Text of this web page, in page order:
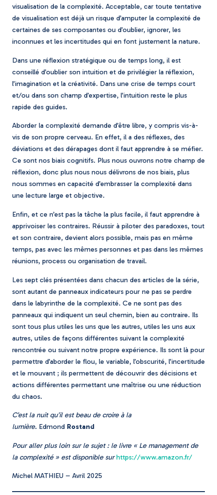
visualisation de la complexité. Acceptable, car toute tentative
de visualisation est déjà un risque d’amputer la complexité de
certaines de ses composantes ou d’oublier, ignorer, les
inconnues et les incertitudes qui en font justement la nature.
Dans une réflexion stratégique ou de temps long, il est
conseillé d’oublier son intuition et de privilégier la réflexion,
l’imagination et la créativité. Dans une crise de temps court
et/ou dans son champ d’expertise, l’intuition reste le plus
rapide des guides.
Aborder la complexité demande d’être libre, y compris vis-à-
vis de son propre cerveau. En effet, il a des réflexes, des
déviations et des dérapages dont il faut apprendre à se méfier.
Ce sont nos biais cognitifs. Plus nous ouvrons notre champ de
réflexion, donc plus nous nous délivrons de nos biais, plus
nous sommes en capacité d’embrasser la complexité dans
une lecture large et objective.
Enfin, et ce n’est pas la tâche la plus facile, il faut apprendre à
apprivoiser les contraires. Réussir à piloter des paradoxes, tout
et son contraire, devient alors possible, mais pas en même
temps, pas avec les mêmes personnes et pas dans les mêmes
réunions, process ou organisation de travail.
Les sept clés présentées dans chacun des articles de la série,
sont autant de panneaux indicateurs pour ne pas se perdre
dans le labyrinthe de la complexité. Ce ne sont pas des
panneaux qui indiquent un seul chemin, bien au contraire. Ils
sont tous plus utiles les uns que les autres, utiles les uns aux
autres, utiles de façons différentes suivant la complexité
rencontrée ou suivant notre propre expérience. Ils sont là pour
permettre d’aborder le flou, le variable, l’obscurité, l’incertitude
et le mouvant ; ils permettent de découvrir des décisions et
actions différentes permettant une maîtrise ou une réduction
du chaos.
C’est la nuit qu’il est beau de croire à la
lumière. Edmond Rostand
Pour aller plus loin sur le sujet : le livre « Le management de
la complexité » est disponible surhttps://www.amazon.fr/
Michel MATHIEU – Avril 2025